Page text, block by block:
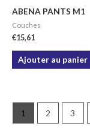
ABENA PANTS M1
Couches
€15,61
Ajouter au panier
1 2 3